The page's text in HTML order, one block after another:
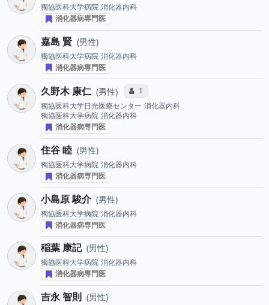
獨協医科大学病院 消化器内科
消化器病専門医
嘉島 賢 男性
獨協医科大学病院 消化器内科
消化器病専門医
久野木 康仁 男性 コミュニケーション・タイプ投票数
1
獨協医科大学日光医療センター 消化器内科
獨協医科大学病院 消化器内科
消化器病専門医
住谷 睦 男性
獨協医科大学病院 消化器内科
消化器病専門医
小島原 駿介 男性
獨協医科大学病院 消化器内科
消化器病専門医
稲葉 康記 男性
獨協医科大学病院 消化器内科
消化器病専門医
吉永 智則 男性